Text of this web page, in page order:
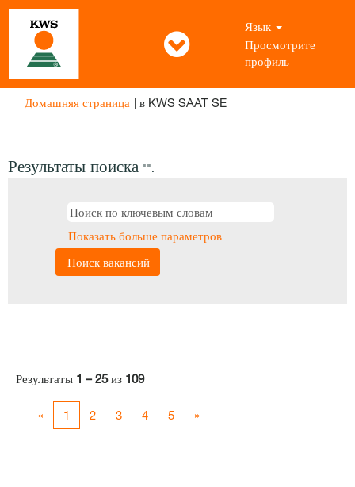
Язык
Просмотрите
профиль
Домашняя страница | в KWS SAAT SE(текущая
Результаты поиска "".
Показать больше параметров
Результаты 1 – 25из 109
« 1 2 3 4 5 »